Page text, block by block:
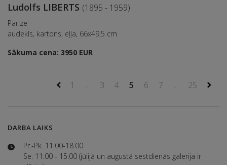
Ludolfs LIBERTS (1895 - 1959)
Parīze
audekls, kartons, eļļa, 66x49,5 cm
Sākuma cena: 3950 EUR
1 ... 3 4 5 6 7 ... 25
DARBA LAIKS
Pr.-Pk. 11.00-18.00
Se. 11:00 - 15:00 (jūlijā un augustā sestdienās galerija ir